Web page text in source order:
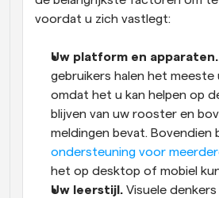
voordat u zich vastlegt:
Uw platform en apparaten.
gebruikers halen het meeste
omdat het u kan helpen op
blijven van uw rooster en
ondersteuning voor
het op desktop of mobiel
Uw leerstijl. Visuele